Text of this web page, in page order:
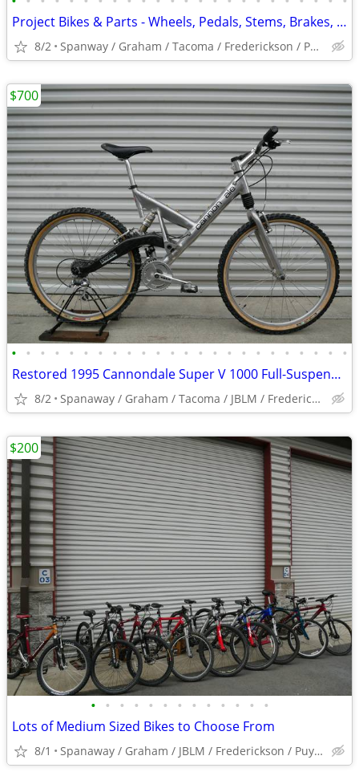
Project Bikes & Parts - Wheels, Pedals, Stems, Brakes, Handlebars
8/2 Spanway / Graham / Tacoma / Frederickson / Puyallup / JBLM
• • • • • • • • • • • • • • • • • • • • • • • •
Restored 1995 Cannondale Super V 1000 Full-Suspension Mountain Bike
8/2 Spanaway / Graham / Tacoma / JBLM / Frederickson / Puyallup
$700
• • • • • • • • • • • • •
Lots of Medium Sized Bikes to Choose From
8/1 Spanaway / Graham / JBLM / Frederickson / Puyallup
$200